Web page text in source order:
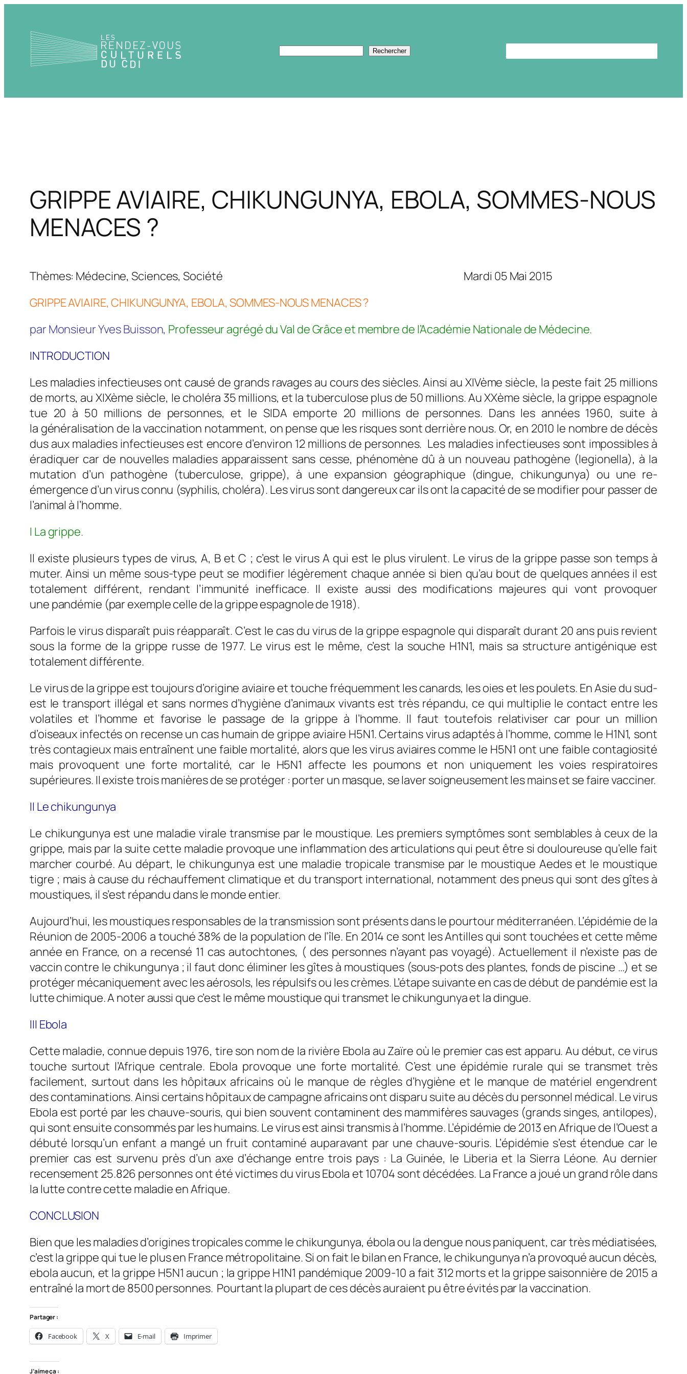
contenu
Rechercher Rechercher
GRIPPE AVIAIRE, CHIKUNGUNYA, EBOLA, SOMMES-NOUS
MENACES ?
Thèmes: Médecine, Sciences, Société Mardi 05 Mai 2015
GRIPPE AVIAIRE, CHIKUNGUNYA, EBOLA, SOMMES-NOUS MENACES ?
par Monsieur Yves Buisson, Professeur agrégé du Val de Grâce et membre de l’Académie Nationale de Médecine.
INTRODUCTION
Les maladies infectieuses ont causé de grands ravages au cours des siècles. Ainsi au XIVème siècle, la peste fait 25 millions
de morts, au XIXème siècle, le choléra 35 millions, et la tuberculose plus de 50 millions. Au XXème siècle, la grippe espagnole
tue 20 à 50 millions de personnes, et le SIDA emporte 20 millions de personnes. Dans les années 1960, suite à
la généralisation de la vaccination notamment, on pense que les risques sont derrière nous. Or, en 2010 le nombre de décès
dus aux maladies infectieuses est encore d’environ 12 millions de personnes. Les maladies infectieuses sont impossibles à
éradiquer car de nouvelles maladies apparaissent sans cesse, phénomène dû à un nouveau pathogène (legionella), à la
mutation d’un pathogène (tuberculose, grippe), à une expansion géographique (dingue, chikungunya) ou une re-
émergence d’un virus connu (syphilis, choléra). Les virus sont dangereux car ils ont la capacité de se modifier pour passer de
l’animal à l’homme.
I La grippe.
Il existe plusieurs types de virus, A, B et C ; c’est le virus A qui est le plus virulent. Le virus de la grippe passe son temps à
muter. Ainsi un même sous-type peut se modifier légèrement chaque année si bien qu’au bout de quelques années il est
totalement différent, rendant l’immunité inefficace. Il existe aussi des modifications majeures qui vont provoquer
une pandémie (par exemple celle de la grippe espagnole de 1918).
Parfois le virus disparaît puis réapparaît. C’est le cas du virus de la grippe espagnole qui disparaît durant 20 ans puis revient
sous la forme de la grippe russe de 1977. Le virus est le même, c’est la souche H1N1, mais sa structure antigénique est
totalement différente.
Le virus de la grippe est toujours d’origine aviaire et touche fréquemment les canards, les oies et les poulets. En Asie du sud-
est le transport illégal et sans normes d’hygiène d’animaux vivants est très répandu, ce qui multiplie le contact entre les
volatiles et l’homme et favorise le passage de la grippe à l’homme. Il faut toutefois relativiser car pour un million
d’oiseaux infectés on recense un cas humain de grippe aviaire H5N1. Certains virus adaptés à l’homme, comme le H1N1, sont
très contagieux mais entraînent une faible mortalité, alors que les virus aviaires comme le H5N1 ont une faible contagiosité
mais provoquent une forte mortalité, car le H5N1 affecte les poumons et non uniquement les voies respiratoires
supérieures. Il existe trois manières de se protéger : porter un masque, se laver soigneusement les mains et se faire vacciner.
II Le chikungunya
Le chikungunya est une maladie virale transmise par le moustique. Les premiers symptômes sont semblables à ceux de la
grippe, mais par la suite cette maladie provoque une inflammation des articulations qui peut être si douloureuse qu’elle fait
marcher courbé. Au départ, le chikungunya est une maladie tropicale transmise par le moustique Aedes et le moustique
tigre ; mais à cause du réchauffement climatique et du transport international, notamment des pneus qui sont des gîtes à
moustiques, il s’est répandu dans le monde entier.
Aujourd’hui, les moustiques responsables de la transmission sont présents dans le pourtour méditerranéen. L’épidémie de la
Réunion de 2005-2006 a touché 38% de la population de l’île. En 2014 ce sont les Antilles qui sont touchées et cette même
année en France, on a recensé 11 cas autochtones, ( des personnes n’ayant pas voyagé). Actuellement il n’existe pas de
vaccin contre le chikungunya ; il faut donc éliminer les gîtes à moustiques (sous-pots des plantes, fonds de piscine …) et se
protéger mécaniquement avec les aérosols, les répulsifs ou les crèmes. L’étape suivante en cas de début de pandémie est la
lutte chimique. A noter aussi que c’est le même moustique qui transmet le chikungunya et la dingue.
III Ebola
Cette maladie, connue depuis 1976, tire son nom de la rivière Ebola au Zaïre où le premier cas est apparu. Au début, ce virus
touche surtout l’Afrique centrale. Ebola provoque une forte mortalité. C’est une épidémie rurale qui se transmet très
facilement, surtout dans les hôpitaux africains où le manque de règles d’hygiène et le manque de matériel engendrent
des contaminations. Ainsi certains hôpitaux de campagne africains ont disparu suite au décès du personnel médical. Le virus
Ebola est porté par les chauve-souris, qui bien souvent contaminent des mammifères sauvages (grands singes, antilopes),
qui sont ensuite consommés par les humains. Le virus est ainsi transmis à l’homme. L’épidémie de 2013 en Afrique de l’Ouest a
débuté lorsqu’un enfant a mangé un fruit contaminé auparavant par une chauve-souris. L’épidémie s’est étendue car le
premier cas est survenu près d’un axe d’échange entre trois pays : La Guinée, le Liberia et la Sierra Léone. Au dernier
recensement 25.826 personnes ont été victimes du virus Ebola et 10704 sont décédées. La France a joué un grand rôle dans
la lutte contre cette maladie en Afrique.
CONCLUSION
Bien que les maladies d’origines tropicales comme le chikungunya, ébola ou la dengue nous paniquent, car très médiatisées,
c’est la grippe qui tue le plus en France métropolitaine. Si on fait le bilan en France, le chikungunya n’a provoqué aucun décès,
ebola aucun, et la grippe H5N1 aucun ; la grippe H1N1 pandémique 2009-10 a fait 312 morts et la grippe saisonnière de 2015 a
entraîné la mort de 8500 personnes. Pourtant la plupart de ces décès auraient pu être évités par la vaccination.
Partager :
Facebook X E-mail Imprimer
J’aime ça :